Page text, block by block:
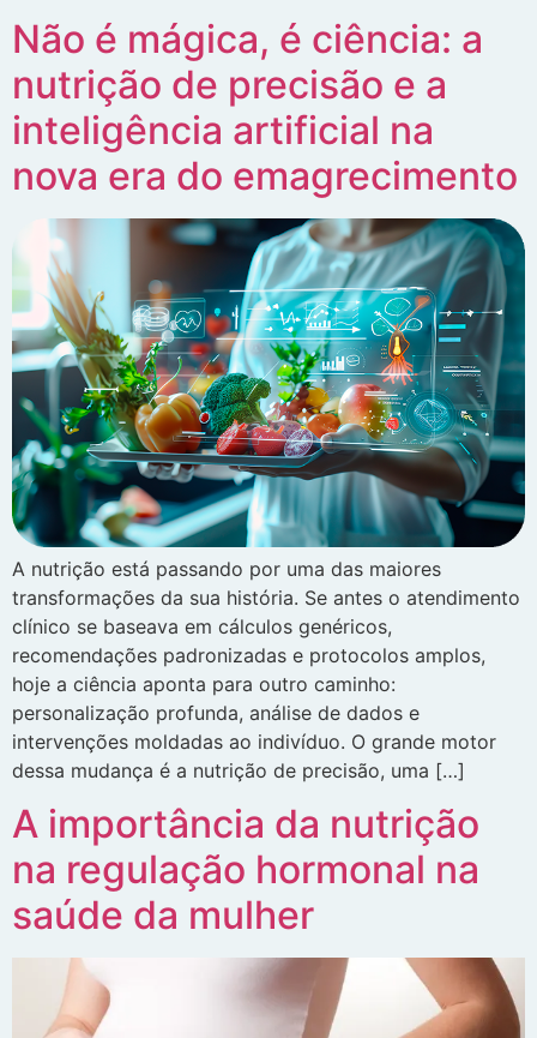
Não é mágica, é ciência: a
nutrição de precisão e a
inteligência artificial na
nova era do emagrecimento
A nutrição está passando por uma das maiores
transformações da sua história. Se antes o atendimento
clínico se baseava em cálculos genéricos,
recomendações padronizadas e protocolos amplos,
hoje a ciência aponta para outro caminho:
personalização profunda, análise de dados e
intervenções moldadas ao indivíduo. O grande motor
dessa mudança é a nutrição de precisão, uma […]
A importância da nutrição
na regulação hormonal na
saúde da mulher